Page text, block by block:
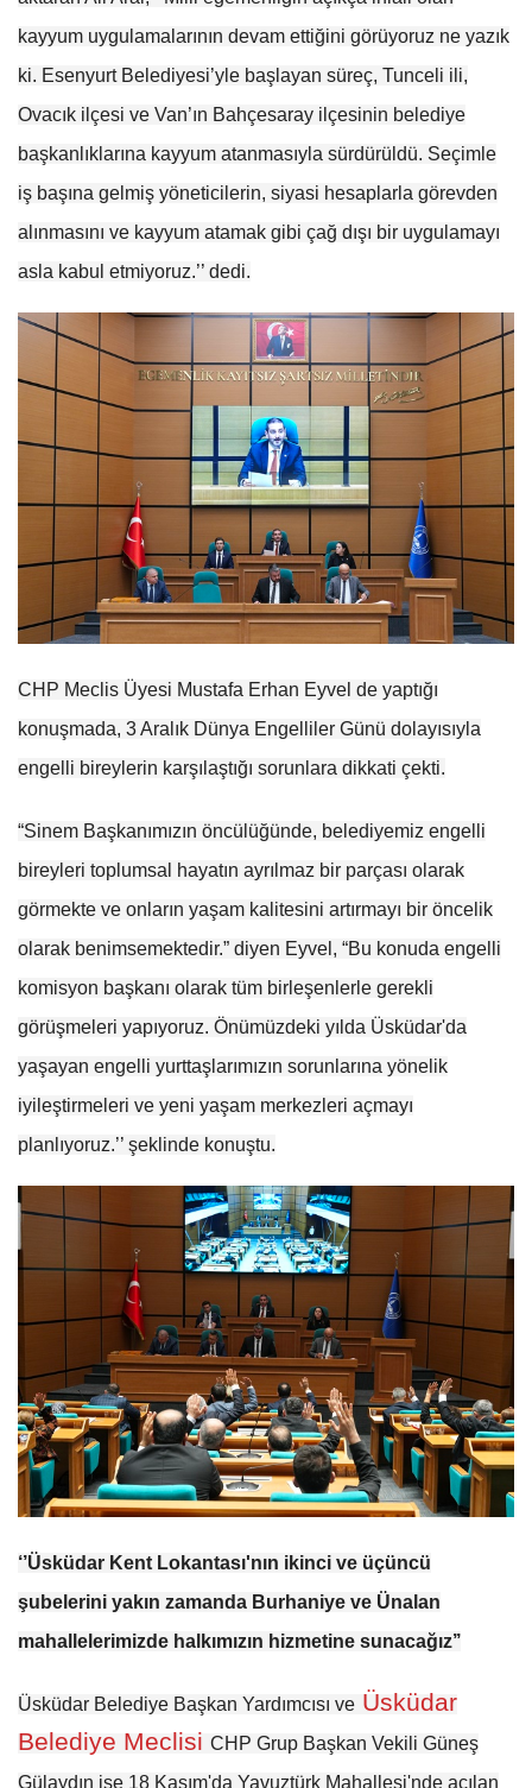
kayyum uygulamalarının devam ettiğini görüyoruz ne yazık
ki. Esenyurt Belediyesi’yle başlayan süreç, Tunceli ili,
Ovacık ilçesi ve Van’ın Bahçesaray ilçesinin belediye
başkanlıklarına kayyum atanmasıyla sürdürüldü. Seçimle
iş başına gelmiş yöneticilerin, siyasi hesaplarla görevden
alınmasını ve kayyum atamak gibi çağ dışı bir uygulamayı
asla kabul etmiyoruz.’’ dedi.
CHP Meclis Üyesi Mustafa Erhan Eyvel de yaptığı
konuşmada, 3 Aralık Dünya Engelliler Günü dolayısıyla
engelli bireylerin karşılaştığı sorunlara dikkati çekti.
“Sinem Başkanımızın öncülüğünde, belediyemiz engelli
bireyleri toplumsal hayatın ayrılmaz bir parçası olarak
görmekte ve onların yaşam kalitesini artırmayı bir öncelik
olarak benimsemektedir.” diyen Eyvel, “Bu konuda engelli
komisyon başkanı olarak tüm birleşenlerle gerekli
görüşmeleri yapıyoruz. Önümüzdeki yılda Üsküdar'da
yaşayan engelli yurttaşlarımızın sorunlarına yönelik
iyileştirmeleri ve yeni yaşam merkezleri açmayı
planlıyoruz.’’ şeklinde konuştu.
‘’Üsküdar Kent Lokantası'nın ikinci ve üçüncü
şubelerini yakın zamanda Burhaniye ve Ünalan
mahallelerimizde halkımızın hizmetine sunacağız’’
Üsküdar Belediye Başkan Yardımcısı ve Üsküdar
Belediye Meclisi CHP Grup Başkan Vekili Güneş
Gülaydın ise 18 Kasım'da Yavuztürk Mahallesi'nde açılan